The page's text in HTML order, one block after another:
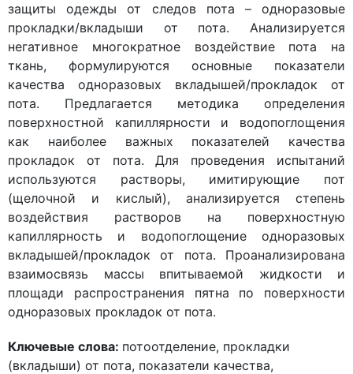
защиты одежды от следов пота – одноразовые
прокладки/вкладыши от пота. Анализируется
негативное многократное воздействие пота на
ткань, формулируются основные показатели
качества одноразовых вкладышей/прокладок от
пота. Предлагается методика определения
поверхностной капиллярности и водопоглощения
как наиболее важных показателей качества
прокладок от пота. Для проведения испытаний
используются растворы, имитирующие пот
(щелочной и кислый), анализируется степень
воздействия растворов на поверхностную
капиллярность и водопоглощение одноразовых
вкладышей/прокладок от пота. Проанализирована
взаимосвязь массы впитываемой жидкости и
площади распространения пятна по поверхности
одноразовых прокладок от пота.
Ключевые слова: потоотделение, прокладки
(вкладыши) от пота, показатели качества,